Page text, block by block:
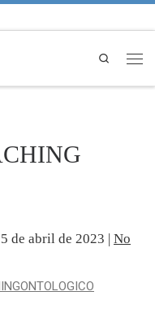
Search
de abril de 2023 | No